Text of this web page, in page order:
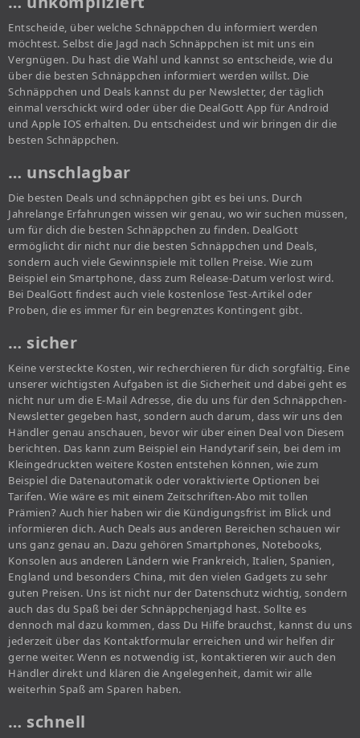
Entscheide, über welche Schnäppchen du informiert werden
möchtest. Selbst die Jagd nach Schnäppchen ist mit uns ein
Vergnügen. Du hast die Wahl und kannst so entscheide, wie du
über die besten Schnäppchen informiert werden willst. Die
Schnäppchen und Deals kannst du per Newsletter, der täglich
einmal verschickt wird oder über die DealGott App für Android
und Apple IOS erhalten. Du entscheidest und wir bringen dir die
besten Schnäppchen.
… unschlagbar
Die besten Deals und schnäppchen gibt es bei uns. Durch
Jahrelange Erfahrungen wissen wir genau, wo wir suchen müssen,
um für dich die besten Schnäppchen zu finden. DealGott
ermöglicht dir nicht nur die besten Schnäppchen und Deals,
sondern auch viele Gewinnspiele mit tollen Preise. Wie zum
Beispiel ein Smartphone, dass zum Release-Datum verlost wird.
Bei DealGott findest auch viele kostenlose Test-Artikel oder
Proben, die es immer für ein begrenztes Kontingent gibt.
… sicher
Keine versteckte Kosten, wir recherchieren für dich sorgfältig. Eine
unserer wichtigsten Aufgaben ist die Sicherheit und dabei geht es
nicht nur um die E-Mail Adresse, die du uns für den Schnäppchen-
Newsletter gegeben hast, sondern auch darum, dass wir uns den
Händler genau anschauen, bevor wir über einen Deal von Diesem
berichten. Das kann zum Beispiel ein Handytarif sein, bei dem im
Kleingedruckten weitere Kosten entstehen können, wie zum
Beispiel die Datenautomatik oder voraktivierte Optionen bei
Tarifen. Wie wäre es mit einem Zeitschriften-Abo mit tollen
Prämien? Auch hier haben wir die Kündigungsfrist im Blick und
informieren dich. Auch Deals aus anderen Bereichen schauen wir
uns ganz genau an. Dazu gehören Smartphones, Notebooks,
Konsolen aus anderen Ländern wie Frankreich, Italien, Spanien,
England und besonders China, mit den vielen Gadgets zu sehr
guten Preisen. Uns ist nicht nur der Datenschutz wichtig, sondern
auch das du Spaß bei der Schnäppchenjagd hast. Sollte es
dennoch mal dazu kommen, dass Du Hilfe brauchst, kannst du uns
jederzeit über das Kontaktformular erreichen und wir helfen dir
gerne weiter. Wenn es notwendig ist, kontaktieren wir auch den
Händler direkt und klären die Angelegenheit, damit wir alle
weiterhin Spaß am Sparen haben.
… schnell